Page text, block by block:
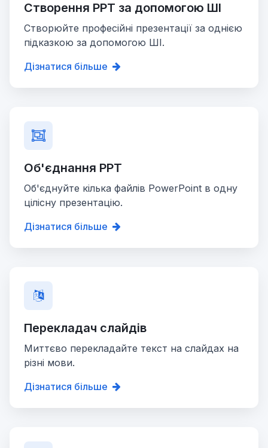
Створення PPT за допомогою ШІ
Створюйте професійні презентації за однією
підказкою за допомогою ШІ.
Дізнатися більше
Об'єднання PPT
Об'єднуйте кілька файлів PowerPoint в одну
цілісну презентацію.
Дізнатися більше
Перекладач слайдів
Миттєво перекладайте текст на слайдах на
різні мови.
Дізнатися більше